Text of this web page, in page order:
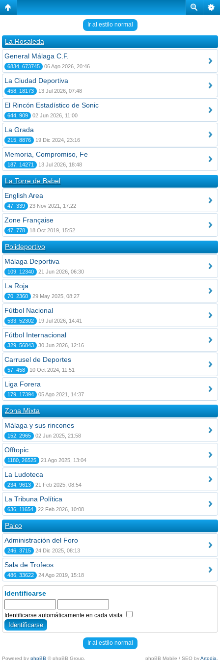
Ir al estilo normal
La Rosaleda
General Málaga C.F.
6834, 673745 06 Ago 2026, 20:46
La Ciudad Deportiva
458, 18173 13 Jul 2026, 07:48
El Rincón Estadístico de Sonic
644, 909 02 Jun 2026, 11:00
La Grada
215, 8876 19 Dic 2024, 23:16
Memoria, Compromiso, Fe
187, 14271 13 Jul 2026, 18:48
La Torre de Babel
English Area
47, 339 23 Nov 2021, 17:22
Zone Française
47, 778 18 Oct 2019, 15:52
Polideportivo
Málaga Deportiva
109, 12340 21 Jun 2026, 06:30
La Roja
70, 2360 29 May 2025, 08:27
Fútbol Nacional
533, 52302 19 Jul 2026, 14:41
Fútbol Internacional
329, 56843 30 Jun 2026, 12:16
Carrusel de Deportes
57, 458 10 Oct 2024, 11:51
Liga Forera
179, 17394 05 Ago 2021, 14:37
Zona Mixta
Málaga y sus rincones
152, 2965 02 Jun 2025, 21:58
Offtopic
1180, 26525 21 Ago 2025, 13:04
La Ludoteca
234, 9613 21 Feb 2025, 08:54
La Tribuna Política
636, 11654 22 Feb 2026, 10:08
Palco
Administración del Foro
246, 3715 24 Dic 2025, 08:13
Sala de Trofeos
486, 33622 24 Ago 2019, 15:18
Identificarse
Identificarse automáticamente en cada visita
Ir al estilo normal
Powered by phpBB © phpBB Group. phpBB Mobile / SEO byArtodia